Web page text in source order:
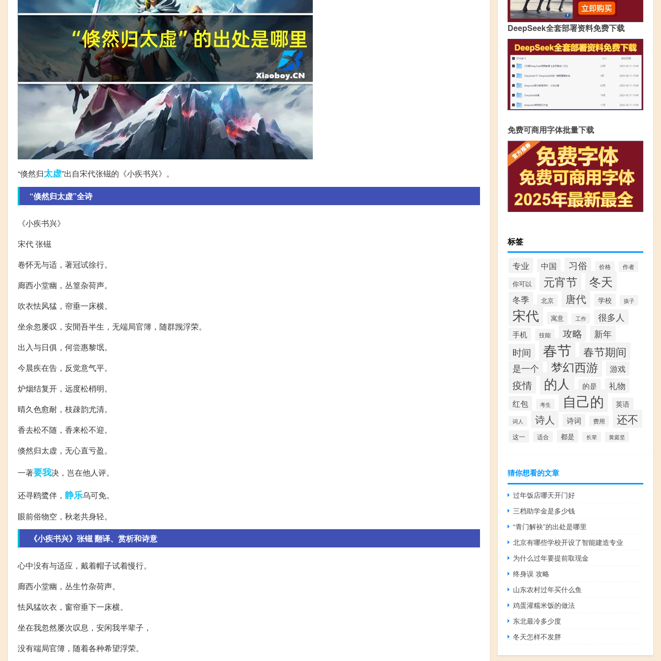
“倏然归太虚”出自宋代张镃的《小疾书兴》。
“倏然归太虚”全诗
《小疾书兴》
宋代 张镃
卷怀无与适，著冠试徐行。
廊西小堂幽，丛篁杂荷声。
吹衣怯风猛，帘垂一床横。
坐余忽屡叹，安閒吾半生，无端局官簿，随群觊浮荣。
出入与日俱，何尝惠黎氓。
今晨疾在告，反觉意气平。
炉烟结复开，远度松梢明。
晴久色愈耐，枝疎韵尤清。
香去松不随，香来松不迎。
倏然归太虚，无心直亏盈。
一著要我决，岂在他人评。
还寻鸥鹭伴， 静乐乌可免。
眼前俗物空，秋老共身轻。
《小疾书兴》张镃 翻译、赏析和诗意
心中没有与适应，戴着帽子试着慢行。
廊西小堂幽，丛生竹杂荷声。
怯风猛吹衣，窗帘垂下一床横。
坐在我忽然屡次叹息，安闲我半辈子，
没有端局官簿，随着各种希望浮荣。
DeepSeek全套部署资料免费下载
免费可商用字体批量下载
标签
专业 中国 习俗 价格 作者
你可以 元宵节 冬天
冬季 北京 唐代 学校 孩子
宋代 寓意 工作 很多人
手机 技能 攻略 新年
时间 春节 春节期间
是一个 梦幻西游 游戏
疫情 的人 的是
礼物
红包
考生 自己的 英语
词人 诗人 诗词 费用 还不
这一 适合 都是 长辈 黄庭坚
猜你想看的文章
过年饭店哪天开门好
三档助学金是多少钱
“青门解袂”的出处是哪里
北京有哪些学校开设了智能建造专业
为什么过年要提前取现金
终身误 攻略
山东农村过年买什么鱼
鸡蛋灌糯米饭的做法
东北最冷多少度
冬天怎样不发胖